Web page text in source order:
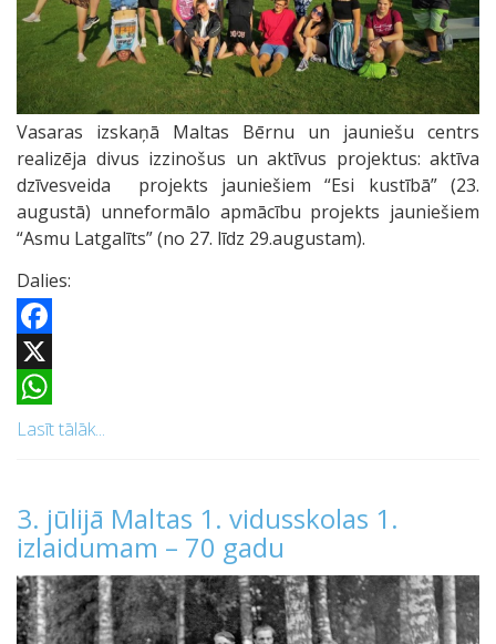
Vasaras izskaņā Maltas Bērnu un jauniešu centrs
realizēja divus izzinošus un aktīvus projektus: aktīva
dzīvesveida projekts jauniešiem “Esi kustībā” (23.
augustā) unneformālo apmācību projekts jauniešiem
“Asmu Latgalīts” (no 27. līdz 29.augustam).
Dalies:
Facebook
X
WhatsApp
Lasīt tālāk...
3. jūlijā Maltas 1. vidusskolas 1.
izlaidumam – 70 gadu